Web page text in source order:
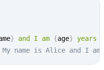
} and I am {age} years
name is Alice and I